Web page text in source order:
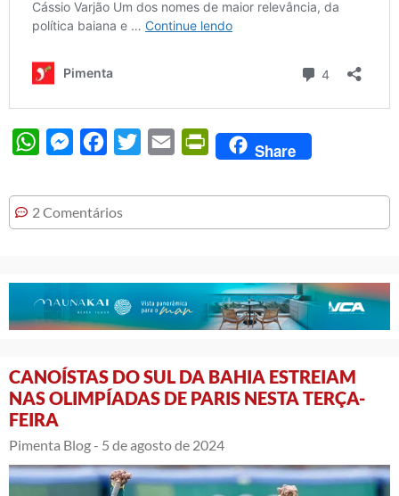
WhatsAppMessengerFacebook
Twitter Email PrintFriendly
Share
2 Comentários
CANOÍSTAS DO SUL DA BAHIA ESTREIAM
NAS OLIMPÍADAS DE PARIS NESTA TERÇA-
FEIRA
Pimenta Blog - 5 de agosto de 2024